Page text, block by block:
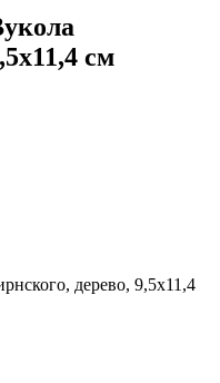
см
дерево, 9,5х11,4